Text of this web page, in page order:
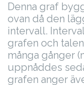
Denna graf
ovan då den
intervall.
grafen och
många gånger
uppnåddes
grafen anger